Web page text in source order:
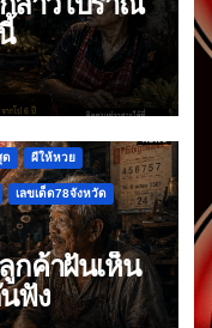
ด ผีให้หวย
เลขเด็ด78จังหวัด
กค้าฝันเห็น
ฟัง